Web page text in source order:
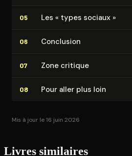
05 Les « types sociaux »
06 Conclusion
07 Zone critique
08 Pour aller plus loin
Mis à jour le 16 juin 2026
Livres similaires